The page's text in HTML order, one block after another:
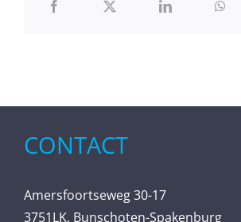
CONTACT
Amersfoortseweg 30-17
3751LK, Bunschoten-Spakenburg